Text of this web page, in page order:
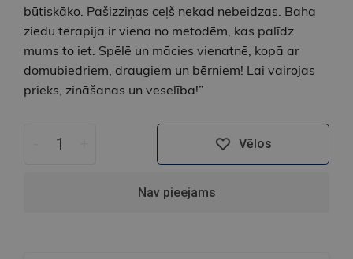
būtiskāko. Pašizziņas ceļš nekad nebeidzas. Baha
ziedu terapija ir viena no metodēm, kas palīdz
mums to iet. Spēlē un mācies vienatnē, kopā ar
domubiedriem, draugiem un bērniem! Lai vairojas
prieks, zināšanas un veselība!”
Vēlos
Nav pieejams